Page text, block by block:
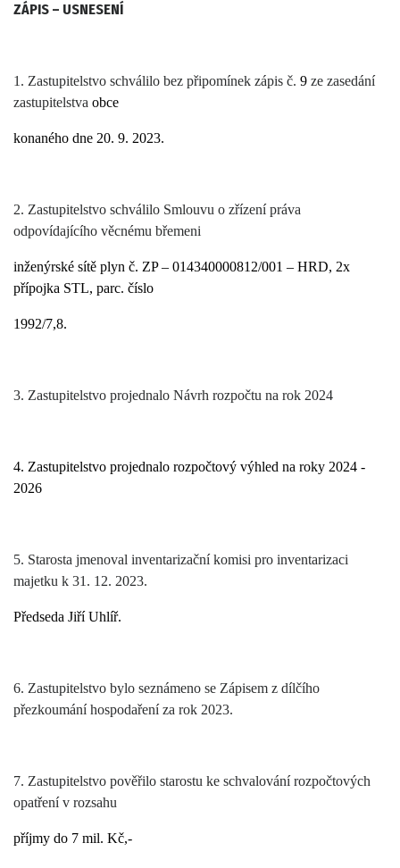
ZÁPIS – USNESENÍ
1. Zastupitelstvo schválilo bez připomínek zápis č. 9 ze zasedání
zastupitelstva obce
konaného dne 20. 9. 2023.
2. Zastupitelstvo schválilo Smlouvu o zřízení práva
odpovídajícího věcnému břemeni
inženýrské sítě plyn č. ZP – 014340000812/001 – HRD, 2x
přípojka STL, parc. číslo
1992/7,8.
3. Zastupitelstvo projednalo Návrh rozpočtu na rok 2024
4. Zastupitelstvo projednalo rozpočtový výhled na roky 2024 -
2026
5. Starosta jmenoval inventarizační komisi pro inventarizaci
majetku k 31. 12. 2023.
Předseda Jiří Uhlíř.
6. Zastupitelstvo bylo seznámeno se Zápisem z dílčího
přezkoumání hospodaření za rok 2023.
7. Zastupitelstvo pověřilo starostu ke schvalování rozpočtových
opatření v rozsahu
příjmy do 7 mil. Kč,-